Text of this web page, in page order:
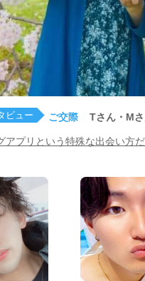
ビュー ご交際 Tさん・M
アプリという特殊な出会い方